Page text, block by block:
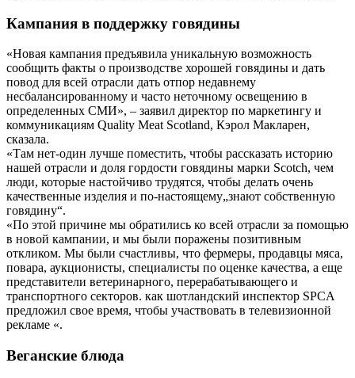
Кампания в поддержку говядины
«Новая кампания предъявила уникальную возможность
сообщить факты о производстве хорошей говядины и дать
повод для всей отрасли дать отпор недавнему
несбалансированному и часто неточному освещению в
определенных СМИ», – заявил директор по маркетингу и
коммуникациям Quality Meat Scotland, Кэрол Макларен,
сказала.
«Там нет-один лучше поместить, чтобы рассказать историю
нашей отрасли и доля гордости говядины марки Scotch, чем
люди, которые настойчиво трудятся, чтобы делать очень
качественные изделия и по-настоящему„знают собственную
говядину“.
«По этой причине мы обратились ко всей отрасли за помощью
в новой кампании, и мы были поражены позитивным
откликом. Мы были счастливы, что фермеры, продавцы мяса,
повара, аукционисты, специалисты по оценке качества, а еще
представители ветеринарного, перерабатывающего и
транспортного секторов. как шотландский инспектор SPCA
предложил свое время, чтобы участвовать в телевизионной
рекламе «.
Веганские блюда